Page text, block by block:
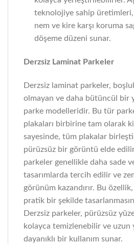
teknolojiye sahip
nem ve kire karşı koruma
döşeme düzeni sunar.
Derzsiz Laminat Parkeler
Derzsiz laminat parkeler,
olmayan ve daha bütüncül bir
parke modelleridir. Bu tür
plakaları birbirine tam olarak
sayesinde, tüm plakalar
pürüzsüz bir görüntü elde
parkeler genellikle daha sade
tasarımlarda tercih edilir ve
görünüm kazandırır. Bu
pratik bir şekilde
Derzsiz parkeler, pürüzsüz
kolayca temizlenebilir ve uzun
dayanıklı bir kullanım sunar.